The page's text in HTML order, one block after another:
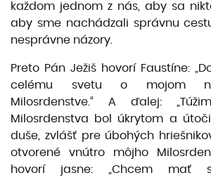
každom jednom z nás, aby sa
aby sme nachádzali správnu
nesprávne názory.
Preto Pán Ježiš hovorí Faustíne:
celému svetu o mojom
Milosrdenstve.“ A ďalej:
Milosrdenstva bol úkrytom a
duše, zvlášť pre úbohých
otvorené vnútro môjho
hovorí jasne: „Chcem mať